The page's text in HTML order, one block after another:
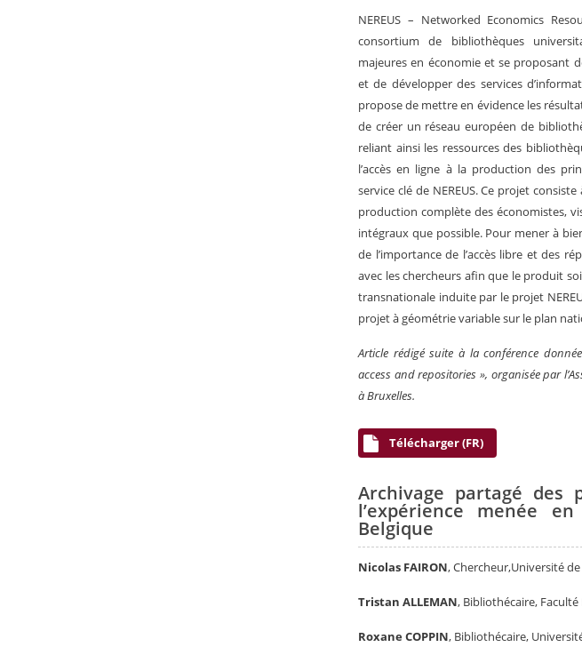
NEREUS – Networked Economics
consortium de bibliothèques
majeures en économie et se proposant
et de développer des services
propose de mettre en évidence les
de créer un réseau européen de
reliant ainsi les ressources des
l’accès en ligne à la production des
service clé de NEREUS. Ce projet
production complète des économistes,
intégraux que possible. Pour mener à
de l’importance de l’accès libre et des
avec les chercheurs afin que le produit
transnationale induite par le projet
projet à géométrie variable sur le plan
Article rédigé suite à la conférence
access and repositories », organisée par
à Bruxelles.
Télécharger (FR)
Archivage partagé des
l’expérience menée
Belgique
Nicolas FAIRON, Chercheur,Université
Tristan ALLEMAN, Bibliothécaire,
Roxane COPPIN, Bibliothécaire,